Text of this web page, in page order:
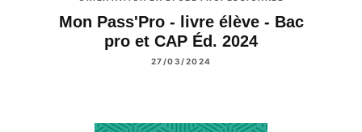
Mon Pass'Pro - livre élève - Bac
pro et CAP Éd. 2024
27/03/2024